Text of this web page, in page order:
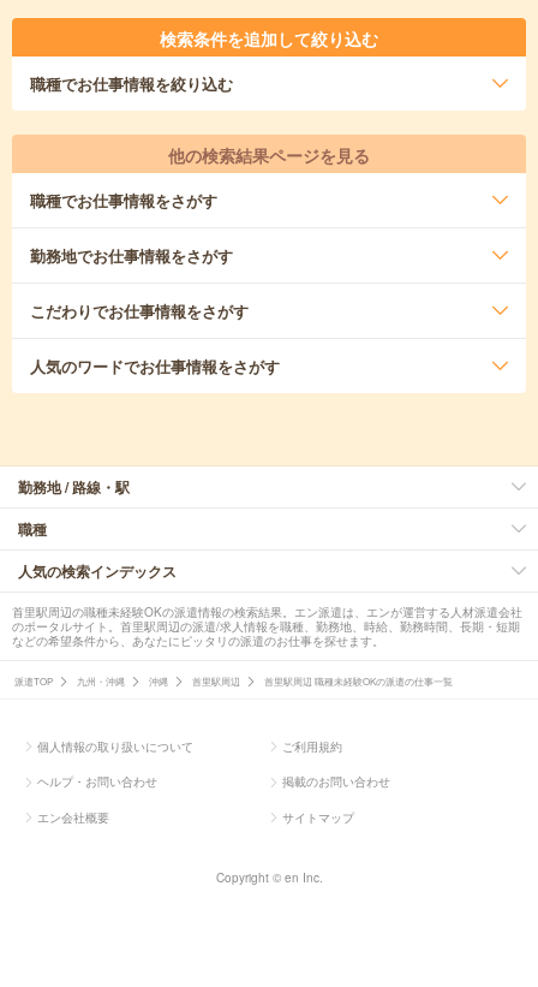
検索条件を追加して絞り込む
職種でお仕事情報を絞り込む
他の検索結果ページを見る
職種でお仕事情報をさがす
勤務地でお仕事情報をさがす
こだわりでお仕事情報をさがす
人気のワードでお仕事情報をさがす
勤務地 / 路線・駅
職種
人気の検索インデックス
首里駅周辺の職種未経験OKの派遣情報の検索結果。エン派遣は、エンが運営する人材派遣会社
のポータルサイト。首里駅周辺の派遣/求人情報を職種、勤務地、時給、勤務時間、長期・短期
などの希望条件から、あなたにピッタリの派遣のお仕事を探せます。
派遣TOP 九州・沖縄 沖縄 首里駅周辺 首里駅周辺 職種未経験OKの派遣の仕事一覧
個人情報の取り扱いについて ご利用規約
ヘルプ・お問い合わせ 掲載のお問い合わせ
エン会社概要 サイトマップ
Copyright © en Inc.